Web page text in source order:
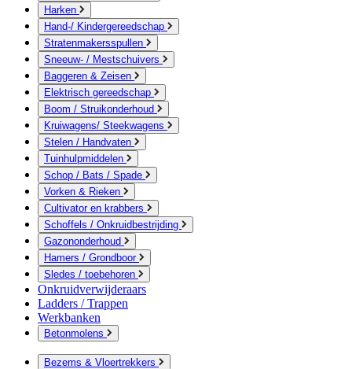
Harken
Hand-/ Kindergereedschap
Stratenmakersspullen
Sneeuw- / Mestschuivers
Baggeren & Zeisen
Elektrisch gereedschap
Boom / Struikonderhoud
Kruiwagens/ Steekwagens
Stelen / Handvaten
Tuinhulpmiddelen
Schop / Bats / Spade
Vorken & Rieken
Cultivator en krabbers
Schoffels / Onkruidbestrijding
Gazononderhoud
Hamers / Grondboor
Sledes / toebehoren
Onkruidverwijderaars
Ladders / Trappen
Werkbanken
Betonmolens
Bezems & Vloertrekkers